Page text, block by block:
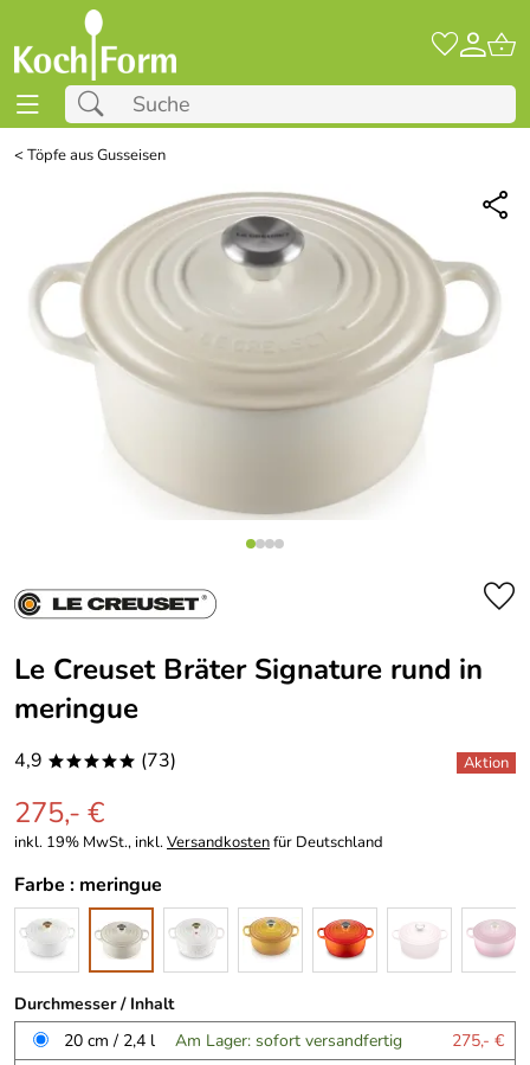
<Töpfe aus Gusseisen
Le Creuset Bräter Signature rund in
meringue
4,9 ***** (73)
275,- €
inkl. 19% MwSt., inkl.Versandkostenfür Deutschland
Farbe : meringue
Durchmesser / Inhalt
20 cm / 2,4 l
Am Lager: sofort versandfertig
275,- €